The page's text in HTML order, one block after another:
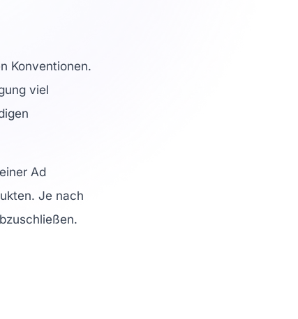
Konventionen.
viel
Ad
Je nach